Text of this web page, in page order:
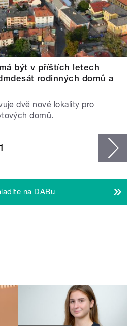
být v příštích letech
rodinných domů a
dvě nové lokality pro
domů.
1
na DABu